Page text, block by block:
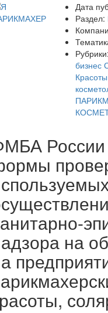
Дата
Раздел:
Рубрики:
бизнес
Красоты
России
на